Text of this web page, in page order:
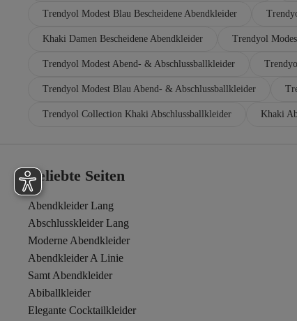
Trendyol Modest Blau Bescheidene Abendkleider
Khaki Damen Bescheidene Abendkleider Trendyol
Trendyol Modest Abend- & Abschlussballkleider
Trendyol Modest Blau Abend- & Abschlussballkleider
Trendyol Collection Khaki Abschlussballkleider Khaki
Beliebte Seiten
Abendkleider Lang
Abschlusskleider Lang
Moderne Abendkleider
Abendkleider A Linie
Samt Abendkleider
Abiballkleider
Elegante Cocktailkleider